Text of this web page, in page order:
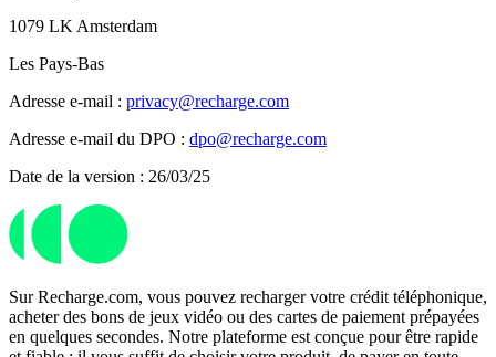
1079 LK Amsterdam
Les Pays-Bas
Adresse e-mail : privacy@recharge.com
Adresse e-mail du DPO : dpo@recharge.com
Date de la version : 26/03/25
Sur Recharge.com, vous pouvez recharger votre crédit téléphonique,
acheter des bons de jeux vidéo ou des cartes de paiement prépayées
en quelques secondes. Notre plateforme est conçue pour être rapide